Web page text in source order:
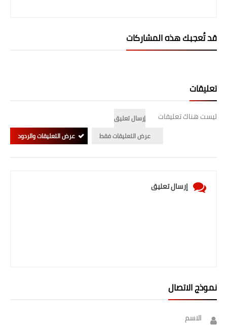
قد تُعجبك هذه المشاركات
تعليقات
ليست هناك تعليقات
إرسال تعليق
عرض التعليقات فقط
عرض التعليقات والردود
إرسال تعليق
نموذج الاتصال
الاسم